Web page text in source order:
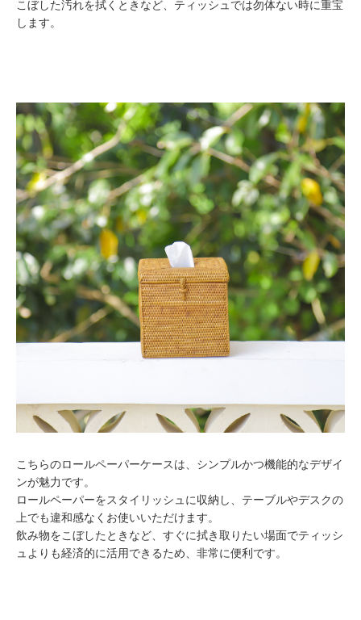
こぼした汚れを拭くときなど、ティッシュでは勿体ない時に重宝
します。
こちらのロールペーパーケースは、シンプルかつ機能的なデザイ
ンが魅力です。
ロールペーパーをスタイリッシュに収納し、テーブルやデスクの
上でも違和感なくお使いいただけます。
飲み物をこぼしたときなど、すぐに拭き取りたい場面でティッシ
ュよりも経済的に活用できるため、非常に便利です。